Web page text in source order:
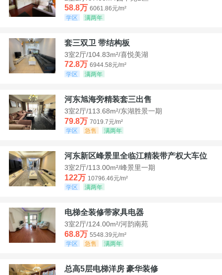
58.8万 6061.86元/m²
学区
满两年
套三双卫 带结构板
3室2厅/104.83m²/喜悦美湖
72.8万 6944.58元/m²
学区
满两年
河东旭海旁精装套三出售
3室2厅/113.68m²/东湖胜景一期
79.8万 7019.7元/m²
学区
急售 满两年
河东新区峰景里全临江精装带产权大车位
3室2厅/113.00m²/峰景里一期
122万 10796.46元/m²
学区
满两年
电梯全装修带家具电器
3室2厅/124.00m²/河韵南苑
68.8万 5548.39元/m²
学区
急售 满两年
总高5层电梯洋房 豪华装修